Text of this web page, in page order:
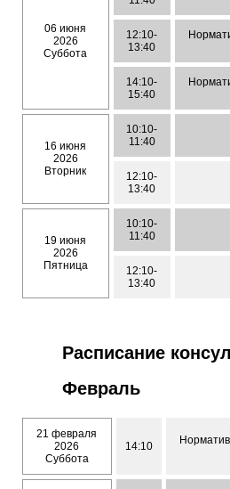
06 июня
2026
Суббота
12:10-
13:40
14:10-
15:40
16 июня
2026
Вторник
10:10-
11:40
12:10-
13:40
19 июня
2026
Пятница
10:10-
11:40
12:10-
13:40
Расписание
Февраль
21 февраля
2026
Суббота
14:10